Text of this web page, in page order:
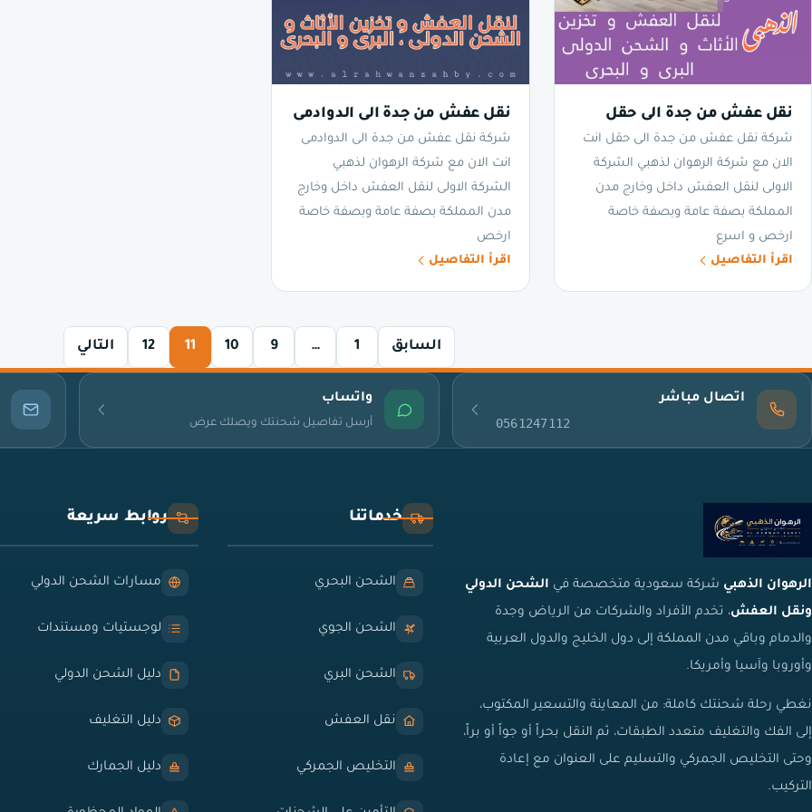
نقل عفش من جدة الى حقل
شركة نقل عفش من جدة الى حقل انت
الان مع شركة الرهوان لذهبي الشركة
الاولى لنقل العفش داخل وخارج مدن
المملكة بصفة عامة وبصفة خاصة
ارخص و اسرع
اقرأ التفاصيل
نقل عفش من جدة الى الدوادمى
شركة نقل عفش من جدة الى الدوادمى
انت الان مع شركة الرهوان لذهبي
الشركة الاولى لنقل العفش داخل وخارج
مدن المملكة بصفة عامة وبصفة خاصة
ارخص
اقرأ التفاصيل
السابق 1
…
9
10
11
12 التالي
اتصال مباشر
0561247112
واتساب
أرسل تفاصيل شحنتك ويصلك عرض
الرهوان الذهبي شركة سعودية متخصصة في الشحن الدولي
ونقل العفش، تخدم الأفراد والشركات من الرياض وجدة
والدمام وباقي مدن المملكة إلى دول الخليج والدول العربية
وأوروبا وآسيا وأمريكا.
نغطي رحلة شحنتك كاملة: من المعاينة والتسعير المكتوب،
إلى الفك والتغليف متعدد الطبقات، ثم النقل بحراً أو جواً أو براً،
وحتى التخليص الجمركي والتسليم على العنوان مع إعادة
التركيب.
خدماتنا
الشحن البحري
الشحن الجوي
الشحن البري
نقل العفش
التخليص الجمركي
روابط سريعة
مسارات الشحن الدولي
لوجستيات ومستندات
دليل الشحن الدولي
دليل التغليف
دليل الجمارك